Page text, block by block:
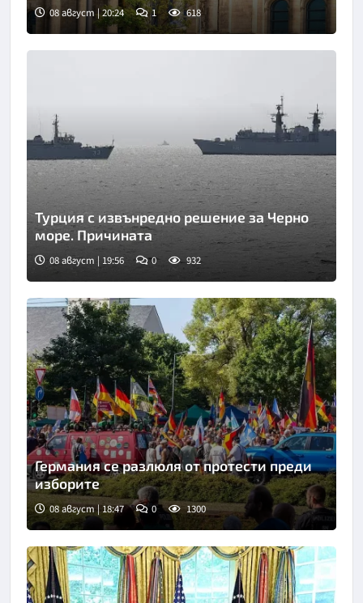
08 август | 20:24 1 618
Турция с извънредно решение за Черно
море. Причината
08 август | 19:56 0 932
Германия се разлюля от протести преди
изборите
08 август | 18:47 0 1300